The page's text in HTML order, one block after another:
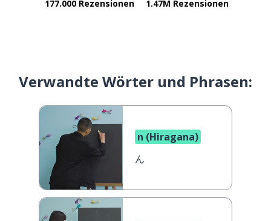
177.000 Rezensionen 1.47M Rezensionen
Verwandte Wörter und Phrasen:
n (Hiragana)
ん